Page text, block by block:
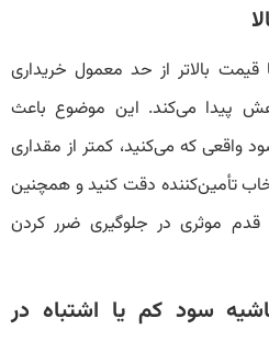
قیمت بالاتر از حد معمول خریداری
پیدا می‌کند. این موضوع باعث
که می‌کنید، کمتر از مقداری
تأمین‌کننده دقت کنید و همچنین
قدم موثری در جلوگیری ضرر کردن
سود کم یا اشتباه در